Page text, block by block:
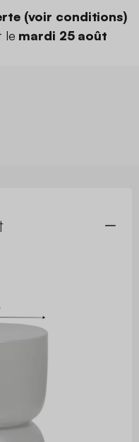
(voir conditions)
le mardi 25 août